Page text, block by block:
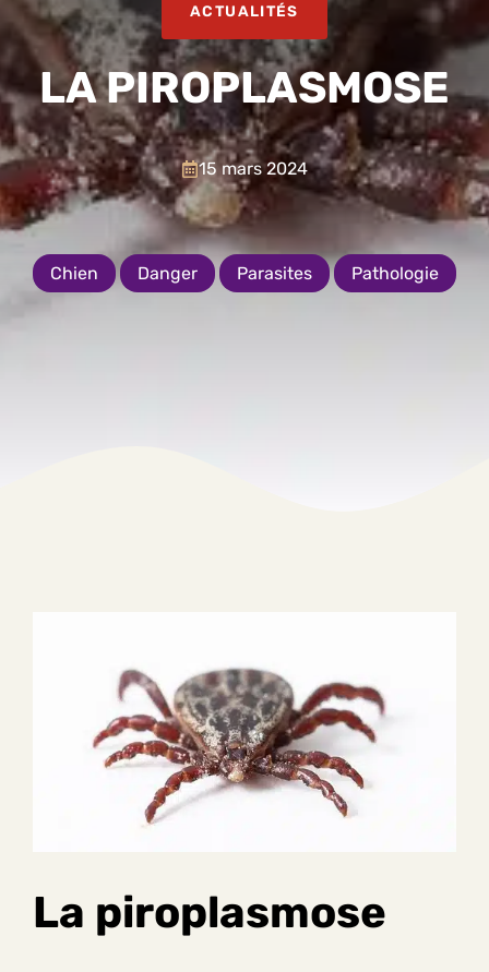
ACTUALITÉS
LA PIROPLASMOSE
15 mars 2024
Chien Danger Parasites Pathologie
La piroplasmose